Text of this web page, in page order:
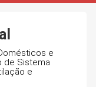
e
de Sistema
e